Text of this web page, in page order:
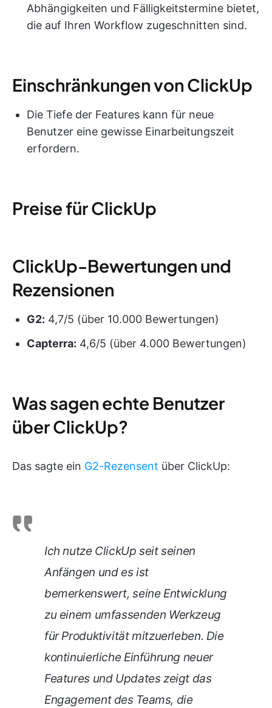
Abhängigkeiten und Fälligkeitstermine bietet,
die auf Ihren Workflow zugeschnitten sind.
Einschränkungen von ClickUp
Die Tiefe der Features kann für neue
Benutzer eine gewisse Einarbeitungszeit
erfordern.
Preise für ClickUp
ClickUp-Bewertungen und
Rezensionen
G2: 4,7/5 (über 10.000 Bewertungen)
Capterra: 4,6/5 (über 4.000 Bewertungen)
Was sagen echte Benutzer
über ClickUp?
Das sagte ein G2-Rezensent über ClickUp:
Ich nutze ClickUp seit seinen
Anfängen und es ist
bemerkenswert, seine Entwicklung
zu einem umfassenden Werkzeug
für Produktivität mitzuerleben. Die
kontinuierliche Einführung neuer
Features und Updates zeigt das
Engagement des Teams, die